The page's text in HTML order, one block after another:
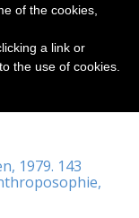
der
1979. 143
of the cookies,
a link or
the use of cookies.